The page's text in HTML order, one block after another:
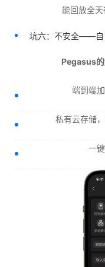
能回放全天
坑六：不安全——自
Pegasus
端到端
私有云存储
一